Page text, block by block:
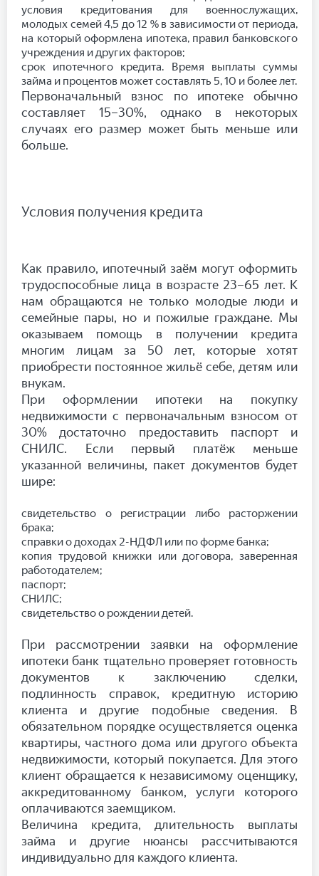
условия кредитования для военнослужащих,
молодых семей 4,5 до 12 % в зависимости от периода,
на который оформлена ипотека, правил банковского
учреждения и других факторов;
срок ипотечного кредита. Время выплаты суммы
займа и процентов может составлять 5, 10 и более лет.
Первоначальный взнос по ипотеке обычно
составляет 15–30%, однако в некоторых
случаях его размер может быть меньше или
больше.
Условия получения кредита
Как правило, ипотечный заём могут оформить
трудоспособные лица в возрасте 23–65 лет. К
нам обращаются не только молодые люди и
семейные пары, но и пожилые граждане. Мы
оказываем помощь в получении кредита
многим лицам за 50 лет, которые хотят
приобрести постоянное жильё себе, детям или
внукам.
При оформлении ипотеки на покупку
недвижимости с первоначальным взносом от
30% достаточно предоставить паспорт и
СНИЛС. Если первый платёж меньше
указанной величины, пакет документов будет
шире:
свидетельство о регистрации либо расторжении
брака;
справки о доходах 2-НДФЛ или по форме банка;
копия трудовой книжки или договора, заверенная
работодателем;
паспорт;
СНИЛС;
свидетельство о рождении детей.
При рассмотрении заявки на оформление
ипотеки банк тщательно проверяет готовность
документов к заключению сделки,
подлинность справок, кредитную историю
клиента и другие подобные сведения. В
обязательном порядке осуществляется оценка
квартиры, частного дома или другого объекта
недвижимости, который покупается. Для этого
клиент обращается к независимому оценщику,
аккредитованному банком, услуги которого
оплачиваются заемщиком.
Величина кредита, длительность выплаты
займа и другие нюансы рассчитываются
индивидуально для каждого клиента.